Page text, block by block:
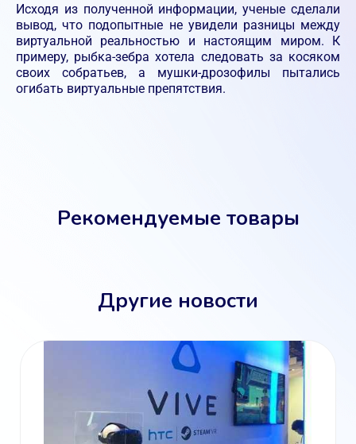
Исходя из полученной информации, ученые сделали
вывод, что подопытные не увидели разницы между
виртуальной реальностью и настоящим миром. К
примеру, рыбка-зебра хотела следовать за косяком
своих собратьев, а мушки-дрозофилы пытались
огибать виртуальные препятствия.
Рекомендуемые товары
Другие новости